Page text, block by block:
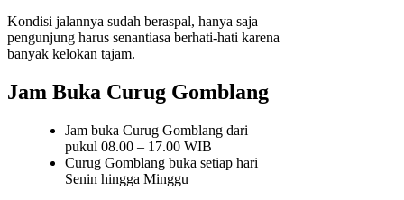
Kondisi jalannya sudah beraspal, hanya saja
pengunjung harus senantiasa berhati-hati karena
banyak kelokan tajam.
Jam Buka Curug Gomblang
Jam buka Curug Gomblang dari
pukul 08.00 – 17.00 WIB
Curug Gomblang buka setiap hari
Senin hingga Minggu